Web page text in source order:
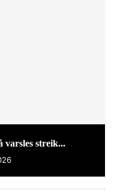
varsles streik...